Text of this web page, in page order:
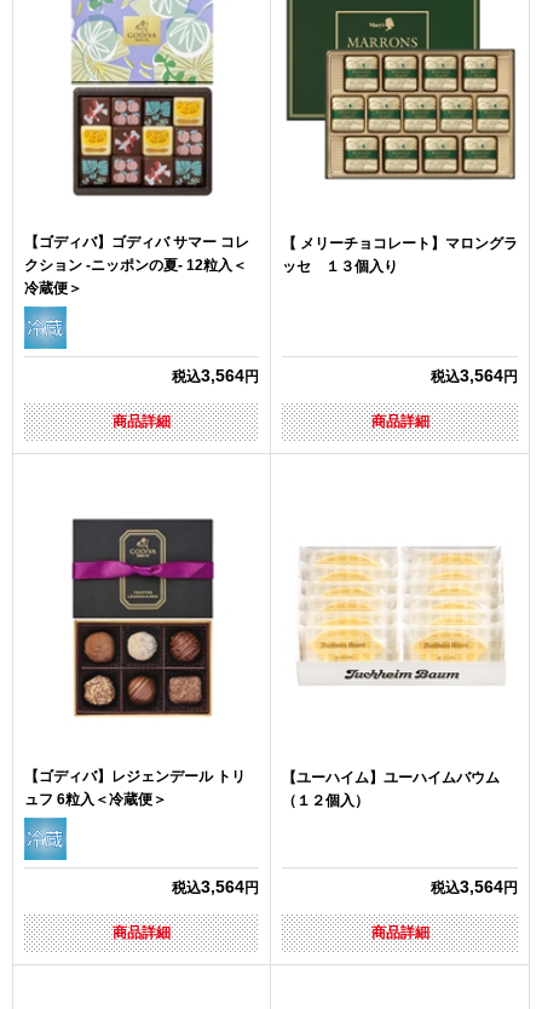
【ゴディバ】ゴディバ サマー コレ
クション -ニッポンの夏- 12粒入＜
冷蔵便＞
税込3,564円
商品詳細
【 メリーチョコレート】マロングラ
ッセ １３個入り
税込3,564円
商品詳細
【ゴディバ】レジェンデール トリ
ュフ 6粒入＜冷蔵便＞
税込3,564円
商品詳細
【ユーハイム】ユーハイムバウム
（１２個入）
税込3,564円
商品詳細